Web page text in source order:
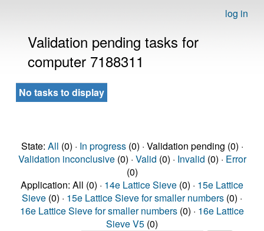
log in
Validation pending tasks for
computer 7188311
No tasks to display
State: All (0) · In progress(0) · Validation pending (0) ·
Validation inconclusive(0) · Valid (0) · Invalid (0) · Error
(0)
Application: All (0) · 14e Lattice Sieve (0) · 15e Lattice
Sieve (0) · 15e Lattice Sieve for smaller numbers (0) ·
16e Lattice Sieve for smaller numbers (0) · 16e Lattice
Sieve V5 (0)